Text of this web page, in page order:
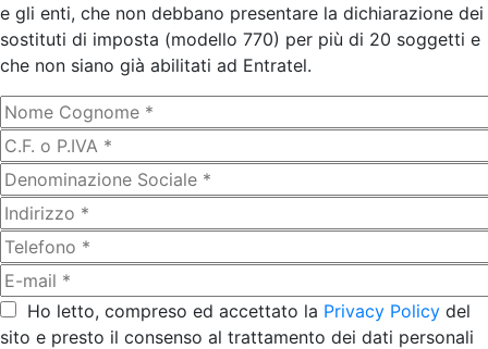
e gli enti, che non debbano presentare la dichiarazione dei
sostituti di imposta (modello 770) per più di 20 soggetti e
che non siano già abilitati ad Entratel.
Ho letto, compreso ed accettato la Privacy Policy del
sito e presto il consenso al trattamento dei dati personali